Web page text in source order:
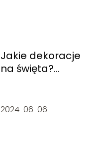
Jakie dekoracje
na święta?
2024-06-06